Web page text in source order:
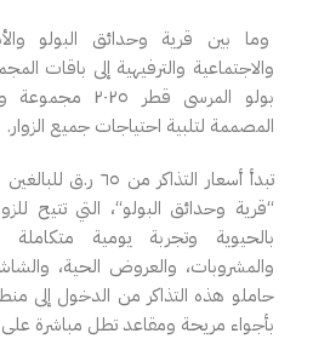
وما بين قرية وحدائق البولو
والاجتماعية والترفيهية إلى باقات
بولو المرسى قطر ٢٠٢٥ مجموعة
المصممة لتلبية احتياجات جميع الزوار.
تبدأ أسعار التذاكر من ٦٥ ر.ق للبالغين و٣٠ ر.ق للأطفال لفئة تذاكر
“قرية وحدائق البولو“، التي تتيح
بالحيوية وتجربة يومية
والمشروبات، والعروض الحية،
حاملو هذه التذاكر من الدخول إلى
بأجواء مريحة ومقاعد تطل مباشرة